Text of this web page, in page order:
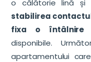
o călătorie lină și
stabilirea
fixa o întâlnire
disponibile.
apartamentului